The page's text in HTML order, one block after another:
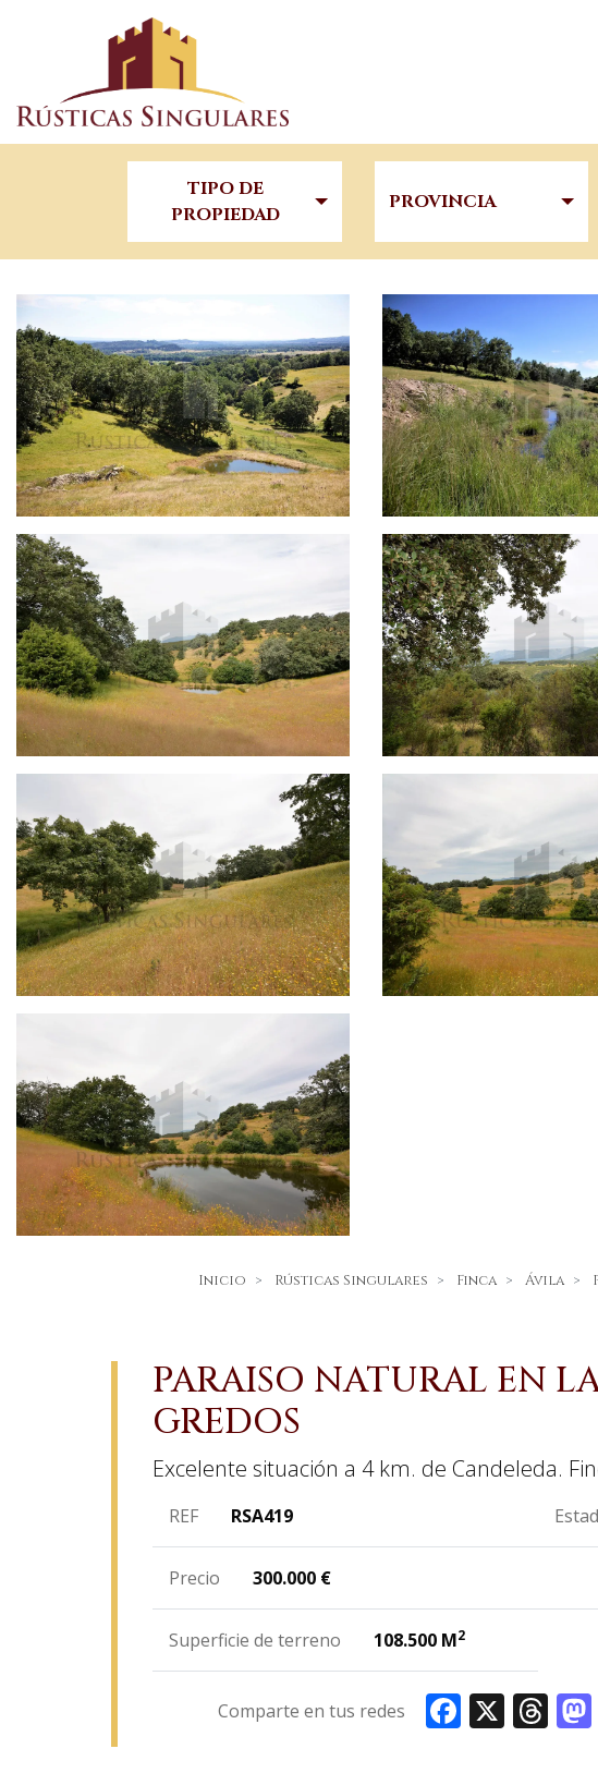
TIPO DE
PROPIEDAD
PROVINCIA
Inicio Rústicas Singulares Finca Ávila
PARAISO NATURAL EN
GREDOS
Excelente situación a 4 km. de Candeleda.
REF RSA419
Precio 300.000 €
Superficie de terreno 108.500 M2
Comparte en tus redes Facebook
X